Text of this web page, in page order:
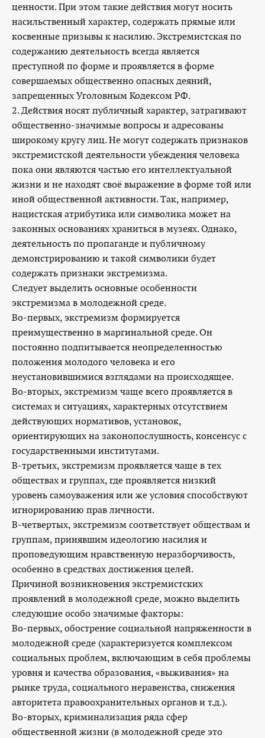
ценности. При этом такие действия могут носить
насильственный характер, содержать прямые или
косвенные призывы к насилию. Экстремистская по
содержанию деятельность всегда является
преступной по форме и проявляется в форме
совершаемых общественно опасных деяний,
запрещенных Уголовным Кодексом РФ.
2. Действия носят публичный характер, затрагивают
общественно-значимые вопросы и адресованы
широкому кругу лиц. Не могут содержать признаков
экстремистской деятельности убеждения человека
пока они являются частью его интеллектуальной
жизни и не находят своё выражение в форме той или
иной общественной активности. Так, например,
нацистская атрибутика или символика может на
законных основаниях храниться в музеях. Однако,
деятельность по пропаганде и публичному
демонстрированию и такой символики будет
содержать признаки экстремизма.
Следует выделить основные особенности
экстремизма в молодежной среде.
Во-первых, экстремизм формируется
преимущественно в маргинальной среде. Он
постоянно подпитывается неопределенностью
положения молодого человека и его
неустановившимися взглядами на происходящее.
Во-вторых, экстремизм чаще всего проявляется в
системах и ситуациях, характерных отсутствием
действующих нормативов, установок,
ориентирующих на законопослушность, консенсус с
государственными институтами.
В-третьих, экстремизм проявляется чаще в тех
обществах и группах, где проявляется низкий
уровень самоуважения или же условия способствуют
игнорированию прав личности.
В-четвертых, экстремизм соответствует обществам и
группам, принявшим идеологию насилия и
проповедующим нравственную неразборчивость,
особенно в средствах достижения целей.
Причиной возникновения экстремистских
проявлений в молодежной среде, можно выделить
следующие особо значимые факторы:
Во-первых, обострение социальной напряженности в
молодежной среде (характеризуется комплексом
социальных проблем, включающим в себя проблемы
уровня и качества образования, «выживания» на
рынке труда, социального неравенства, снижения
авторитета правоохранительных органов и т.д.).
Во-вторых, криминализация ряда сфер
общественной жизни (в молодежной среде это